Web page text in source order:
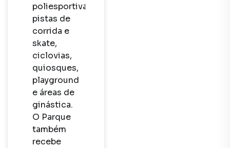
poliesportivas,
pistas de
corrida e
skate,
ciclovias,
quiosques,
playground
e áreas de
ginástica.
O Parque
também
recebe